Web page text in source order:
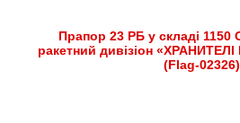
Прапор 23 РБ у складі 1150
ракетний дивізіон
(Flag-02326)